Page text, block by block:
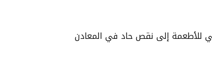
للأطعمة إلى نقص حاد في المعادن